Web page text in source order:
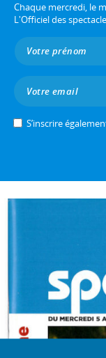
Chaque mercredi, le
L'Officiel des
S’inscrire